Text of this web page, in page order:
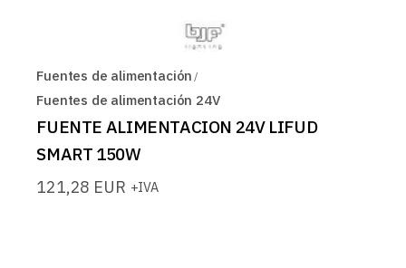
Fuentes de alimentación
Fuentes de alimentación 24V
FUENTE ALIMENTACION 24V LIFUD
SMART 150W
121,28 EUR +IVA